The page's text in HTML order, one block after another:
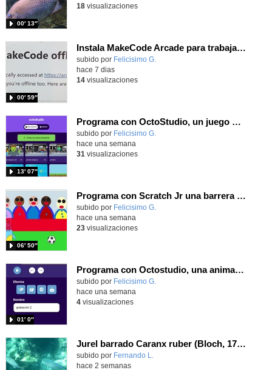
00′ 13″
18visualizaciones
Instala MakeCode Arcade para trabajar offline en tu tablet, ordenador, Chromebook
Contenido educativo.
subido por Felicisimo G.
00′ 59″
hace 7 dias
14visualizaciones
Programa con OctoStudio, un juego de disparos contra Zombies con un cargador basado en el House of the dead
Contenido educativo.
subido por Felicisimo G.
13′ 07″
hace una semana
31 visualizaciones
Programa con Scratch Jr una barrera que se desplaza para dar sensación de movimiento
Contenido educativo.
subido por Felicisimo G.
06′ 50″
hace una semana
23visualizaciones
Programa con Octostudio, una animación utilizando la cámara para una foto y audio y texto para comunicar.
Contenido educativo.
subido por Felicisimo G.
01′ 0″
hace una semana
4visualizaciones
Jurel barrado Caranx ruber (Bloch, 1793)
Contenido educativo.
subido por Fernando L.
hace 2 semanas